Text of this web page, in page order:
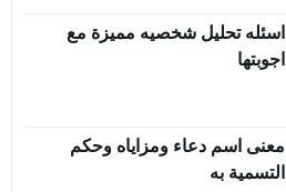
اسئله تحليل شخصيه مميزة مع
اجوبتها
معنى اسم دعاء ومزاياه وحكم
التسمية به